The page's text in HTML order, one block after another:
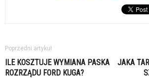
Poprzedni artykuł
ILE KOSZTUJE WYMIANA PASKA
ROZRZĄDU FORD KUGA?
JAKA